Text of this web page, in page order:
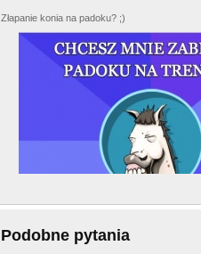
Złapanie konia na padoku? ;)
Podobne pytania